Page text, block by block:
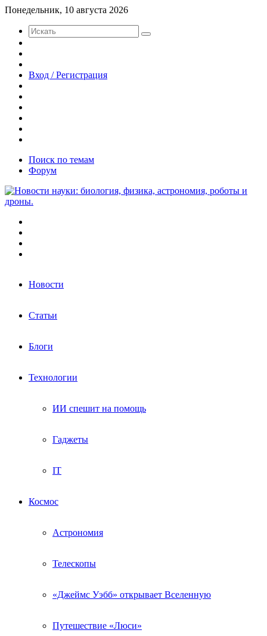
Понедельник, 10 августа 2026
Искать
статья
Вход / Регистрация
Поиск по темам
Форум
Новости
Статьи
Блоги
Технологии
ИИ спешит на помощь
Гаджеты
IT
Космос
Астрономия
Телескопы
«Джеймс Уэбб» открывает Вселенную
Путешествие «Люси»